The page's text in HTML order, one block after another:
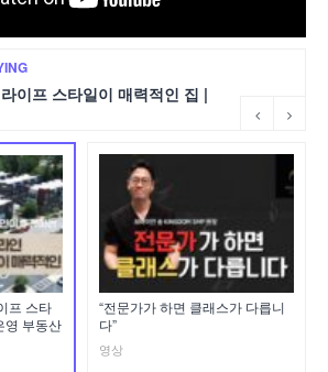
이프 스타일이 매력적인 집 |
프 스타
영 부동산
“전문가가 하면 클래스가 다릅니
다”
영상